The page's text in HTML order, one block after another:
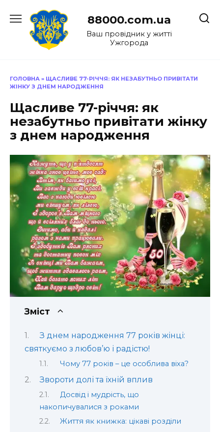
до
88000.com.ua
Ваш провідник у житті
Ужгорода
ГОЛОВНА » ЩАСЛИВЕ 77-РІЧЧЯ: ЯК НЕЗАБУТНЬО ПРИВІТАТИ
ЖІНКУ З ДНЕМ НАРОДЖЕННЯ
Щасливе 77-річчя: як
незабутньо привітати жінку
з днем народження
Зміст
З днем народження 77 років жінці:
святкуємо з любов’ю і радістю!
Чому 77 років – це особлива віха?
Звороти долі та їхній вплив
Досвід і мудрість, що
накопичувалися з роками
Життя як книжка: цікаві розділи